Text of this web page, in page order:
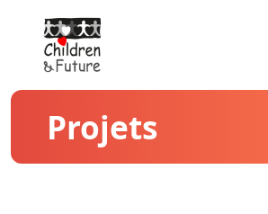
Projets